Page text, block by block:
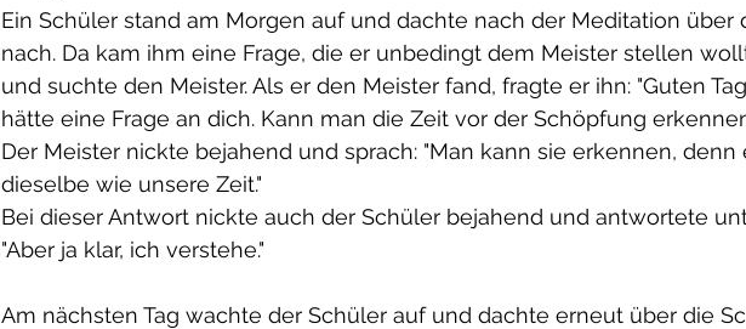
Ein Schüler stand am Morgen auf und dachte nach der Meditation
nach. Da kam ihm eine Frage, die er unbedingt dem Meister stellen
und suchte den Meister. Als er den Meister fand, fragte er ihn: "Guten
hätte eine Frage an dich. Kann man die Zeit vor der Schöpfung
Der Meister nickte bejahend und sprach: "Man kann sie erkennen,
dieselbe wie unsere Zeit."
Bei dieser Antwort nickte auch der Schüler bejahend und antwortete
"Aber ja klar, ich verstehe."
Am nächsten Tag wachte der Schüler auf und dachte erneut über die